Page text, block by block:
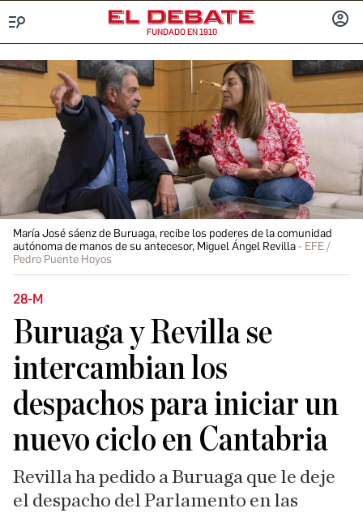
FUNDADO EN 1910
María José sáenz de Buruaga, recibe los poderes de la comunidad
autónoma de manos de su antecesor, Miguel Ángel Revilla
EFE /
Pedro Puente Hoyos
28-M
Buruaga y Revilla se
intercambian los
despachos para iniciar un
nuevo ciclo en Cantabria
Revilla ha pedido a Buruaga que le deje
el despacho del Parlamento en las